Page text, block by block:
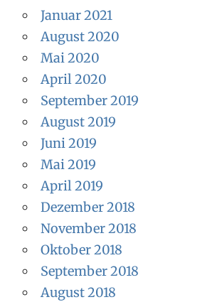
Januar 2021
August 2020
Mai 2020
April 2020
September 2019
August 2019
Juni 2019
Mai 2019
April 2019
Dezember 2018
November 2018
Oktober 2018
September 2018
August 2018